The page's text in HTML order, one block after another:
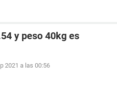
y peso 40kg es
2021 a las 00:56